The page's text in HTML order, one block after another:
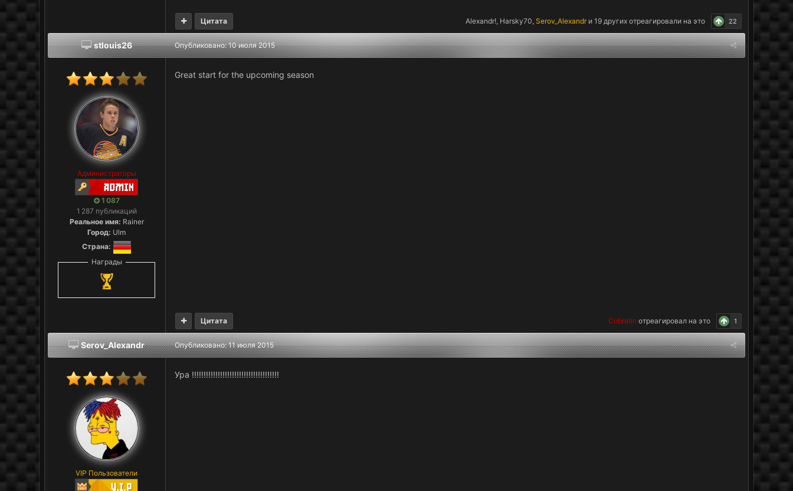
22
Alexandr!, Harsky70, Serov_Alexandrи 19 другихотреагировали на это
Цитата
stlouis26
Администраторы
1 087
1 287 публикаций
Реальное имя: Rainer
Город: Ulm
Страна:
Награды
Опубликовано:10 июля 2015
Great start for the upcoming season
1
Cobratin отреагировал на это
Цитата
Serov_Alexandr
VIP Пользователи
Опубликовано:11 июля 2015
Ура !!!!!!!!!!!!!!!!!!!!!!!!!!!!!!!!!!!!!